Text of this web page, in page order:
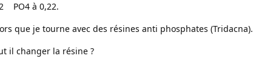
PO4 à 0,22.
que je tourne avec des résines anti phosphates (Tridacna).
il changer la résine ?